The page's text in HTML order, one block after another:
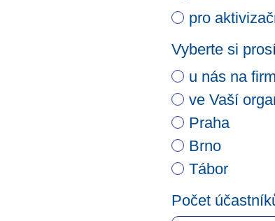
pro
Vyberte si
u nás na
ve Vaší
Praha
Brno
Tábor
Počet